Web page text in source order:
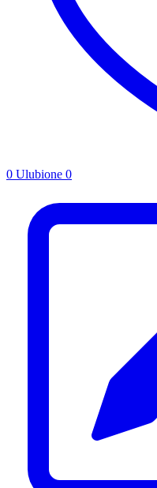
0 Ulubione 0